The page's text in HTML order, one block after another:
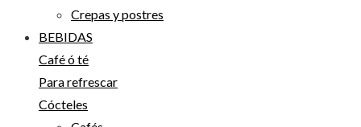
Crepas y postres
BEBIDAS
Café ó té
Para refrescar
Cócteles